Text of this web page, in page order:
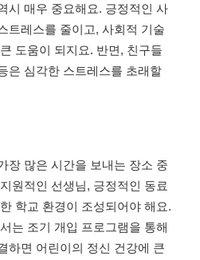
시 매우 중요해요. 긍정적인 사
트레스를 줄이고, 사회적 기술
도움이 되지요. 반면, 친구들
은 심각한 스트레스를 초래할
장 많은 시간을 보내는 장소 중
원적인 선생님, 긍정적인 동료
학교 환경이 조성되어야 해요.
는 조기 개입 프로그램을 통해
하면 어린이의 정신 건강에 큰